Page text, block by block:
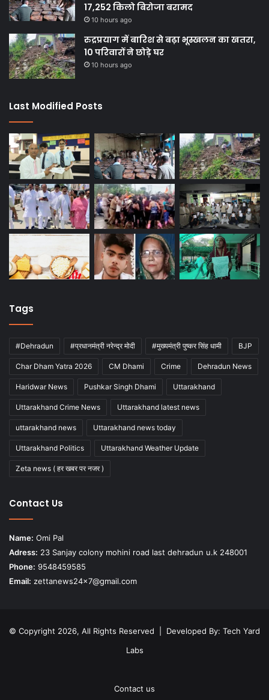
17,252 किलो बिरोजा बरामद
10 hours ago
रुद्रप्रयाग में बारिश से बढ़ा भूस्खलन का खतरा,
10 परिवारों ने छोड़े घर
10 hours ago
Last Modified Posts
Tags
#Dehradun #प्रधानमंत्री नरेन्द्र मोदी #मुख्यमंत्री पुष्कर सिंह धामी BJP
Char Dham Yatra 2026 CM Dhami Crime Dehradun News
Haridwar News Pushkar Singh Dhami Uttarakhand
Uttarakhand Crime News Uttarakhand latest news
uttarakhand news Uttarakhand news today
Uttarakhand Politics Uttarakhand Weather Update
Zeta news ( हर खबर पर नजर )
Contact Us
Name: Omi Pal
Adress: 23 Sanjay colony mohini road last dehradun u.k 248001
Phone: 9548459585
Email: zettanews24x7@gmail.com
© Copyright 2026, All Rights Reserved | Developed By: Tech Yard
Labs
Contact us